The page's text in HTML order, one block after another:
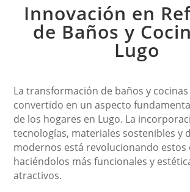
Innovación en
de Baños y
Lugo
La transformación de baños y cocinas
convertido en un aspecto
de los hogares en Lugo. La
tecnologías, materiales sostenibles y
modernos está revolucionando estos
haciéndolos más funcionales y
atractivos.